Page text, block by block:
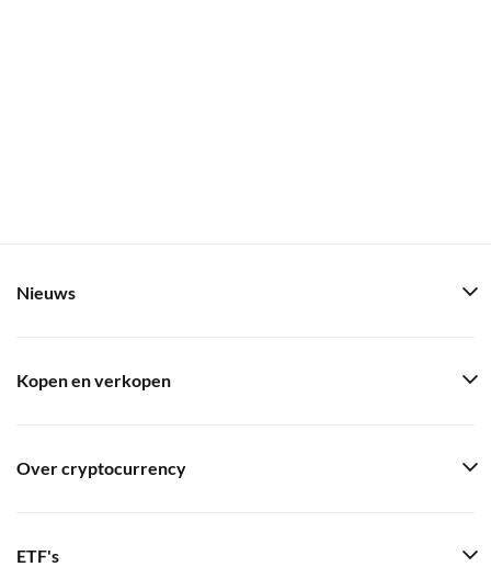
Nieuws
Kopen en verkopen
Over cryptocurrency
ETF's